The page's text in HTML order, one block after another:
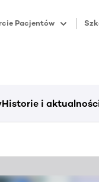
Pacjentów
Historie i